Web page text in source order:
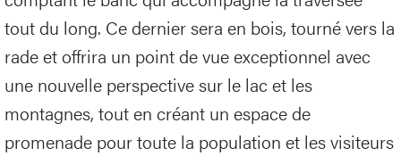
tout du long. Ce dernier sera en bois, tourné vers la
rade et offrira un point de vue exceptionnel avec
une nouvelle perspective sur le lac et les
montagnes, tout en créant un espace de
promenade pour toute la population et les visiteurs